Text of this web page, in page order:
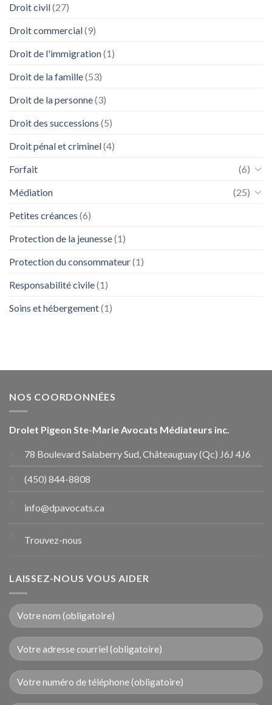
Droit civil(27)
Droit commercial(9)
Droit de l'immigration(1)
Droit de la famille(53)
Droit de la personne(3)
Droit des successions (5)
Droit pénal et criminel(4)
Forfait
(6)
Médiation
(25)
Petites créances (6)
Protection de la jeunesse(1)
Protection du consommateur(1)
Responsabilité civile(1)
Soins et hébergement(1)
NOS COORDONNÉES
Drolet Pigeon Ste-Marie Avocats Médiateurs inc.
78 Boulevard Salaberry Sud, Châteauguay (Qc) J6J 4J6
(450) 844-8808
info@dpavocats.ca
Trouvez-nous
LAISSEZ-NOUS VOUS AIDER